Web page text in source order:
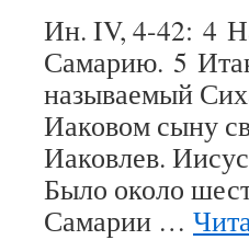
Ин. IV, 4-42: 4
Самарию. 5
называемый
Иаковом сыну
Иаковлев.
Было около
Самарии …